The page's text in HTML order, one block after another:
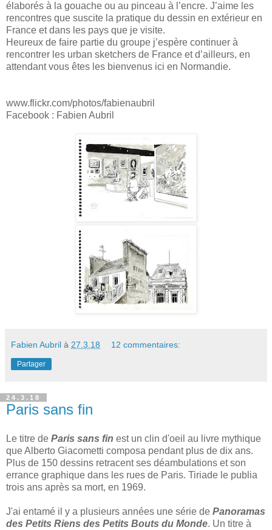
élaborés à la gouache ou au pinceau à l’encre. J’aime les
rencontres que suscite la pratique du dessin en extérieur en
France et dans les pays que je visite.
Heureux de faire partie du groupe j’espère continuer à
rencontrer les urban sketchers de France et d’ailleurs, en
attendant vous êtes les bienvenus ici en Normandie.
www.flickr.com/photos/fabienaubril
Facebook : Fabien Aubril
Fabien Aubril à 27.3.18 12 commentaires:
Partager
24.3.18
Paris sans fin
Le titre de Paris sans fin est un clin d'oeil au livre mythique
que Alberto Giacometti composa pendant plus de dix ans.
Plus de 150 dessins retracent ses déambulations et son
errance graphique dans les rues de Paris. Tiriade le publia
trois ans après sa mort, en 1969.
J'ai entamé il y a plusieurs années une série de Panoramas
des Petits Riens des Petits Bouts du Monde. Un titre à